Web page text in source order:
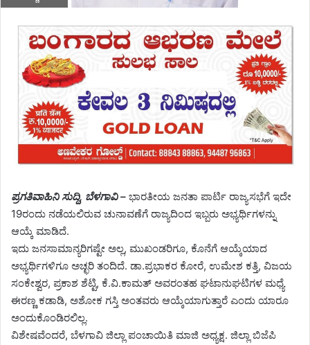
ಪ್ರಗತಿವಾಹಿನಿ ಸುದ್ದಿ, ಬೆಳಗಾವಿ – ಭಾರತೀಯ ಜನತಾ ಪಾರ್ಟಿ ರಾಜ್ಯಸಭೆಗೆ ಇದೇ
19ರಂದು ನಡೆಯಲಿರುವ ಚುನಾವಣೆಗೆ ರಾಜ್ಯದಿಂದ ಇಬ್ಬರು ಅಭ್ಯರ್ಥಿಗಳನ್ನು
ಆಯ್ಕೆ ಮಾಡಿದೆ.
ಇದು ಜನಸಾಮಾನ್ಯರಿಗಷ್ಟೇ ಅಲ್ಲ, ಮುಖಂಡರಿಗೂ, ಕೊನೆಗೆ ಆಯ್ಕೆಯಾದ
ಅಭ್ಯರ್ಥಿಗಳಿಗೂ ಅಚ್ಛರಿ ತಂದಿದೆ. ಡಾ.ಪ್ರಭಾಕರ ಕೋರೆ, ಉಮೇಶ ಕತ್ತಿ, ವಿಜಯ
ಸಂಕೇಶ್ವರ, ಪ್ರಕಾಶ ಶೆಟ್ಟಿ, ಕೆ.ವಿ.ಕಾಮತ್ ಅವರಂತಹ ಘಟಾನುಘಟಿಗಳ ಮಧ್ಯೆ
ಈರಣ್ಣ ಕಡಾಡಿ, ಅಶೋಕ ಗಸ್ತಿ ಅಂತವರು ಆಯ್ಕೆಯಾಗುತ್ತಾರೆ ಎಂದು ಯಾರೂ
ಅಂದುಕೊಂಡಿರಲಿಲ್ಲ.
ವಿಶೇಷವೆಂದರೆ, ಬೆಳಗಾವಿ ಜಿಲ್ಲಾ ಪಂಚಾಯಿತಿ ಮಾಜಿ ಅಧ್ಯಕ್ಷ. ಜಿಲ್ಲಾ ಬಿಜೆಪಿ